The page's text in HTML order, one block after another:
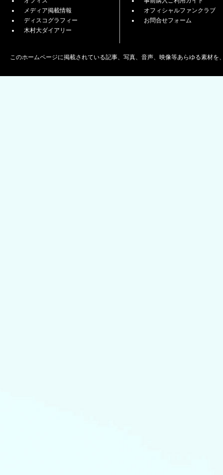
メディア掲載情報
ディスコグラフィー
木村大ダイアリー
オフィシャルファンクラブ
お問合せフォーム
このホームページに掲載されている記事、写真、音声、映像等あらゆる素材